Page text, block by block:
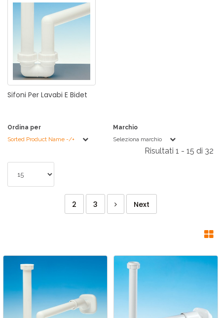
Sifoni Per Lavabi E Bidet
Ordina per
Sorted Product Name -/+
Marchio
Seleziona marchio
Risultati 1 - 15 di 32
2 3 Next